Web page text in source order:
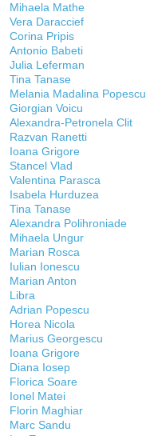
Mihaela Mathe
Vera Daraccief
Corina Pripis
Antonio Babeti
Julia Leferman
Tina Tanase
Melania Madalina Popescu
Giorgian Voicu
Alexandra-Petronela Clit
Razvan Ranetti
Ioana Grigore
Stancel Vlad
Valentina Parasca
Isabela Hurduzea
Tina Tanase
Alexandra Polihroniade
Mihaela Ungur
Marian Rosca
Iulian Ionescu
Marian Anton
Libra
Adrian Popescu
Horea Nicola
Marius Georgescu
Ioana Grigore
Diana Iosep
Florica Soare
Ionel Matei
Florin Maghiar
Marc Sandu